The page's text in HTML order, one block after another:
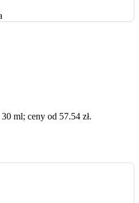
ml; ceny od 57.54 zł.